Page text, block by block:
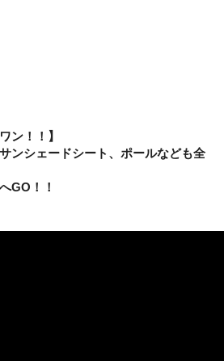
ン！！】
ンシェードシート、ポールなども全
GO！！